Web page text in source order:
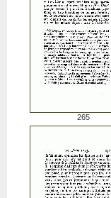
265